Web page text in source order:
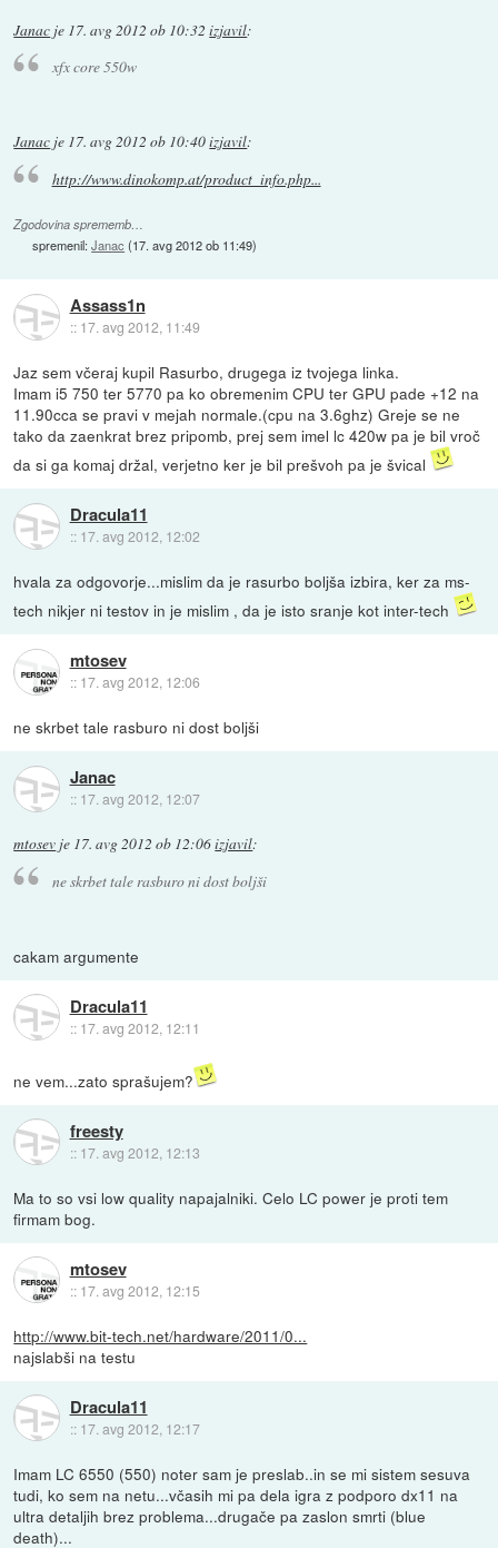
Janac je 17. avg 2012 ob 10:32 izjavil:
xfx core 550w
Janac je 17. avg 2012 ob 10:40izjavil:
http://www.dinokomp.at/product_info.php...
Zgodovina sprememb…
spremenil:Janac (17. avg 2012 ob 11:49)
Assass1n
:: 17. avg 2012, 11:49
Jaz sem včeraj kupil Rasurbo, drugega iz tvojega linka.
Imam i5 750 ter 5770 pa ko obremenim CPU ter GPU pade +12 na
11.90cca se pravi v mejah normale.(cpu na 3.6ghz) Greje se ne
tako da zaenkrat brez pripomb, prej sem imel lc 420w pa je bil vroč
da si ga komaj držal, verjetno ker je bil prešvoh pa je švical
Dracula11
:: 17. avg 2012, 12:02
hvala za odgovorje...mislim da je rasurbo boljša izbira, ker za ms-
tech nikjer ni testov in je mislim , da je isto sranje kot inter-tech
mtosev
:: 17. avg 2012, 12:06
ne skrbet tale rasburo ni dost boljši
Janac
:: 17. avg 2012, 12:07
mtosev je 17. avg 2012 ob 12:06izjavil:
ne skrbet tale rasburo ni dost boljši
cakam argumente
Dracula11
:: 17. avg 2012, 12:11
ne vem...zato sprašujem?
freesty
:: 17. avg 2012, 12:13
Ma to so vsi low quality napajalniki. Celo LC power je proti tem
firmam bog.
mtosev
:: 17. avg 2012, 12:15
http://www.bit-tech.net/hardware/2011/0...
najslabši na testu
Dracula11
:: 17. avg 2012, 12:17
Imam LC 6550 (550) noter sam je preslab..in se mi sistem sesuva
tudi, ko sem na netu...včasih mi pa dela igra z podporo dx11 na
ultra detaljih brez problema...drugače pa zaslon smrti (blue
death)...